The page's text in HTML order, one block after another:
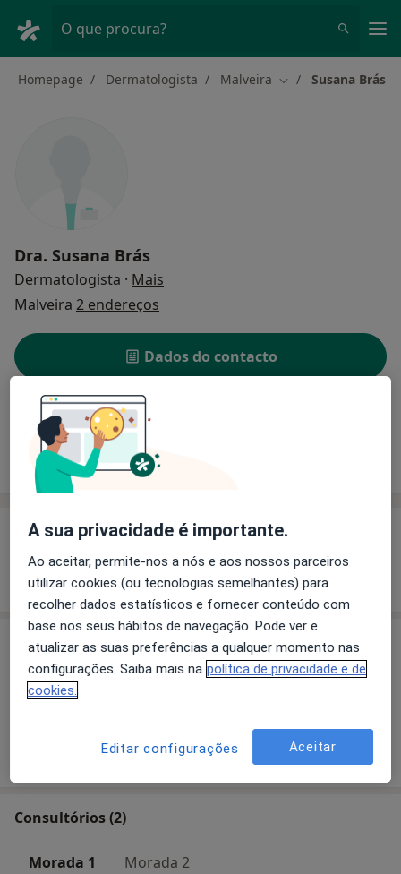
O que procura?
Homepage Dermatologista Malveira Mudar de cidade
Susana Brás
Dra. Susana Brás
Dermatologista · Mais
Malveira 2 endereços
Dados do contacto
Solicite um atendimento
Experiência Preços
Experiência
Mostrar mais detalhes
sobre a experiência
Preços
Sem informação sobre serviços e preços
Este especialista ainda não adicionou nenhuma
informação sobre serviços
Consultórios (2)
Morada 1 Morada 2
A sua privacidade é importante.
Ao aceitar, permite-nos a nós e aos nossos parceiros
utilizar cookies (ou tecnologias semelhantes) para
recolher dados estatísticos e fornecer conteúdo com
base nos seus hábitos de navegação. Pode ver e
atualizar as suas preferências a qualquer momento nas
configurações. Saiba mais na política de privacidade e de
cookies.
Editar configurações Aceitar